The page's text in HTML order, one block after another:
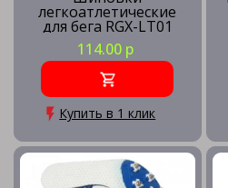
легкоатлетические
для бега RGX-LT01
Orange
114.00 р
Купить в 1 клик